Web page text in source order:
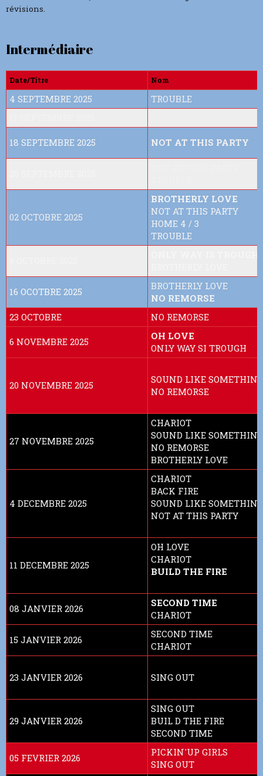
révisions.
Intermédiaire
Date/Titre Nom
4 SEPTEMBRE 2025
TROUBLE
18 SEPTEMBRE 2025 NOT AT THIS PARTY
02 OCTOBRE 2025
BROTHERLY LOVE
NOT AT THIS PARTY
HOME 4 / 3
TROUBLE
16 OCOTBRE 2025
BROTHERLY LOVE
NO REMORSE
23 OCTOBRE
NO REMORSE
6 NOVEMBRE 2025
OH LOVE
ONLY WAY SI TROUGH
20 NOVEMBRE 2025
SOUND LIKE SOMETHING
NO REMORSE
27 NOVEMBRE 2025
CHARIOT
SOUND LIKE SOMETHING
NO REMORSE
BROTHERLY LOVE
4 DECEMBRE 2025
CHARIOT
BACK FIRE
SOUND LIKE SOMETHING
NOT AT THIS PARTY
11 DECEMBRE 2025
OH LOVE
CHARIOT
BUILD THE FIRE
08 JANVIER 2026
SECOND TIME
CHARIOT
15 JANVIER 2026
SECOND TIME
CHARIOT
23 JANVIER 2026 SING OUT
29 JANVIER 2026
SING OUT
BUIL D THE FIRE
SECOND TIME
05 FEVRIER 2026
PICKIN'UP GIRLS
SING OUT